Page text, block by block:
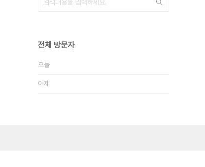
전체 방문자
오늘
어제